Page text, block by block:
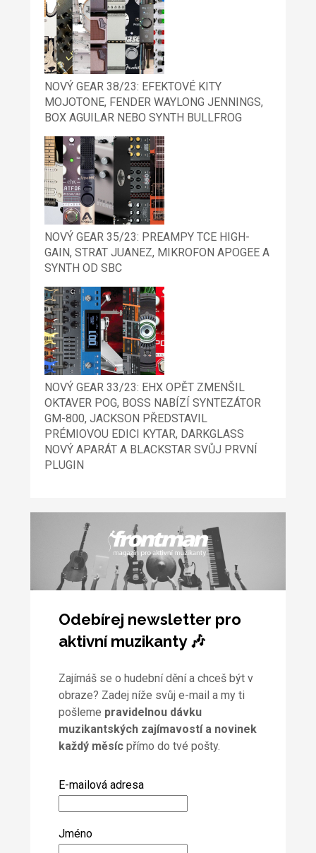
NOVÝ GEAR 38/23: EFEKTOVÉ KITY
MOJOTONE, FENDER WAYLONG JENNINGS,
BOX AGUILAR NEBO SYNTH BULLFROG
NOVÝ GEAR 35/23: PREAMPY TCE HIGH-
GAIN, STRAT JUANEZ, MIKROFON APOGEE A
SYNTH OD SBC
NOVÝ GEAR 33/23: EHX OPĚT ZMENŠIL
OKTAVER POG, BOSS NABÍZÍ SYNTEZÁTOR
GM-800, JACKSON PŘEDSTAVIL
PRÉMIOVOU EDICI KYTAR, DARKGLASS
NOVÝ APARÁT A BLACKSTAR SVŮJ PRVNÍ
PLUGIN
Odebírej newsletter pro
aktivní muzikanty 🎶
Zajímáš se o hudební dění a chceš být v
obraze? Zadej níže svůj e-mail a my ti
pošleme pravidelnou dávku
muzikantských zajímavostí a novinek
každý měsícpřímo do tvé pošty.
E-mailová adresa
Jméno